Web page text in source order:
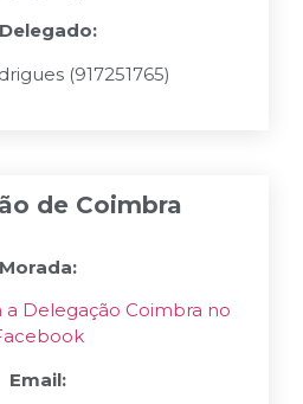
(917251765)
de Coimbra
Morada:
a Delegação Coimbra no
Email: